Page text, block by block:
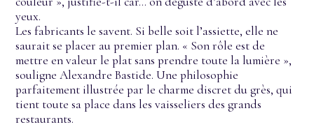
yeux.
Les fabricants le savent. Si belle soit l’assiette, elle ne
saurait se placer au premier plan. « Son rôle est de
mettre en valeur le plat sans prendre toute la lumière »,
souligne Alexandre Bastide. Une philosophie
parfaitement illustrée par le charme discret du grès, qui
tient toute sa place dans les vaisseliers des grands
restaurants.